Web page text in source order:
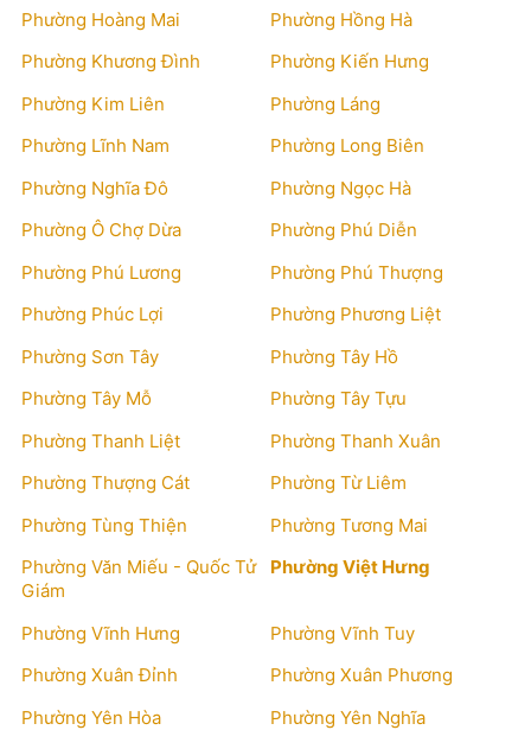
Phường Hoàng Mai
Phường Hồng Hà
Phường Khương Đình
Phường Kiến Hưng
Phường Kim Liên
Phường Láng
Phường Lĩnh Nam
Phường Long Biên
Phường Nghĩa Đô
Phường Ngọc Hà
Phường Ô Chợ Dừa
Phường Phú Diễn
Phường Phú Lương
Phường Phú Thượng
Phường Phúc Lợi
Phường Phương Liệt
Phường Sơn Tây
Phường Tây Hồ
Phường Tây Mỗ
Phường Tây Tựu
Phường Thanh Liệt
Phường Thanh Xuân
Phường Thượng Cát
Phường Từ Liêm
Phường Tùng Thiện
Phường Tương Mai
Phường Văn Miếu - Quốc Tử
Giám
Phường Việt Hưng
Phường Vĩnh Hưng
Phường Vĩnh Tuy
Phường Xuân Đỉnh
Phường Xuân Phương
Phường Yên Hòa
Phường Yên Nghĩa